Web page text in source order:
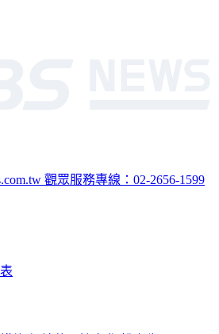
觀眾服務專線：02-2656-1599